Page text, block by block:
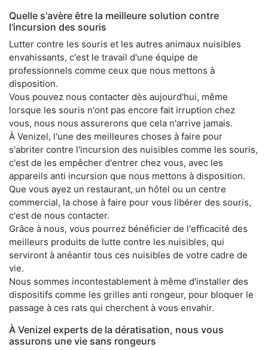
Quelle s'avère être la meilleure solution contre
l'incursion des souris
Lutter contre les souris et les autres animaux nuisibles
envahissants, c'est le travail d'une équipe de
professionnels comme ceux que nous mettons à
disposition.
Vous pouvez nous contacter dès aujourd'hui, même
lorsque les souris n'ont pas encore fait irruption chez
vous, nous nous assurerons que cela n'arrive jamais.
À Venizel, l'une des meilleures choses à faire pour
s'abriter contre l'incursion des nuisibles comme les souris,
c'est de les empêcher d'entrer chez vous, avec les
appareils anti incursion que nous mettons à disposition.
Que vous ayez un restaurant, un hôtel ou un centre
commercial, la chose à faire pour vous libérer des souris,
c'est de nous contacter.
Grâce à nous, vous pourrez bénéficier de l'efficacité des
meilleurs produits de lutte contre les nuisibles, qui
serviront à anéantir tous ces nuisibles de votre cadre de
vie.
Nous sommes incontestablement à même d'installer des
dispositifs comme les grilles anti rongeur, pour bloquer le
passage à ces rats qui cherchent à vous envahir.
À Venizel experts de la dératisation, nous vous
assurons une vie sans rongeurs